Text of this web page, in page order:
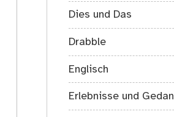
Dies und Das
Drabble
Englisch
Erlebnisse und